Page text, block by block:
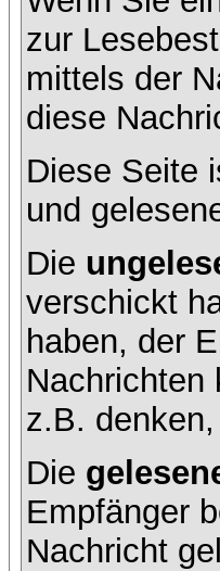
zur
mittels der
diese
Diese Seite
und
Die
verschickt
haben, der
Nachrichten
z.B.
Die
Empfänger
Nachricht